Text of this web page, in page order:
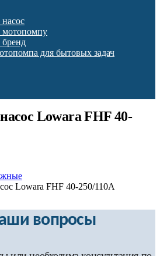
мотопомпу
для бытовых задач
Lowara FHF 40-
Lowara FHF 40-250/110A
вопросы